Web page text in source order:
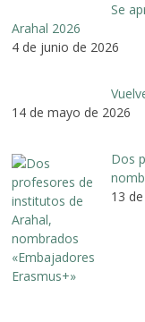
Se
Arahal 2026
4 de junio de 2026
14 de mayo de 2026
Dos
13